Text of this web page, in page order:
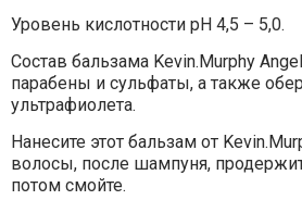
Уровень кислотности pH 4,5 – 5,0.
Состав бальзама Kevin.Murphy
парабены и сульфаты, а также
ультрафиолета.
Нанесите этот бальзам от
волосы, после шампуня,
потом смойте.